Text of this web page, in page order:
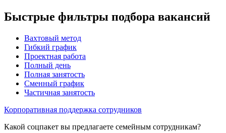
Быстрые фильтры подбора вакансий
Вахтовый метод
Гибкий график
Проектная работа
Полный день
Полная занятость
Сменный график
Частичная занятость
Корпоративная поддержка сотрудников
Какой соцпакет вы предлагаете семейным сотрудникам?